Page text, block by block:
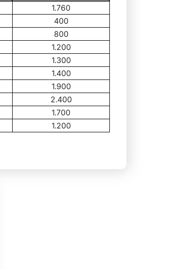
1.760
400
800
1.200
1.300
1.400
1.900
2.400
1.700
1.200